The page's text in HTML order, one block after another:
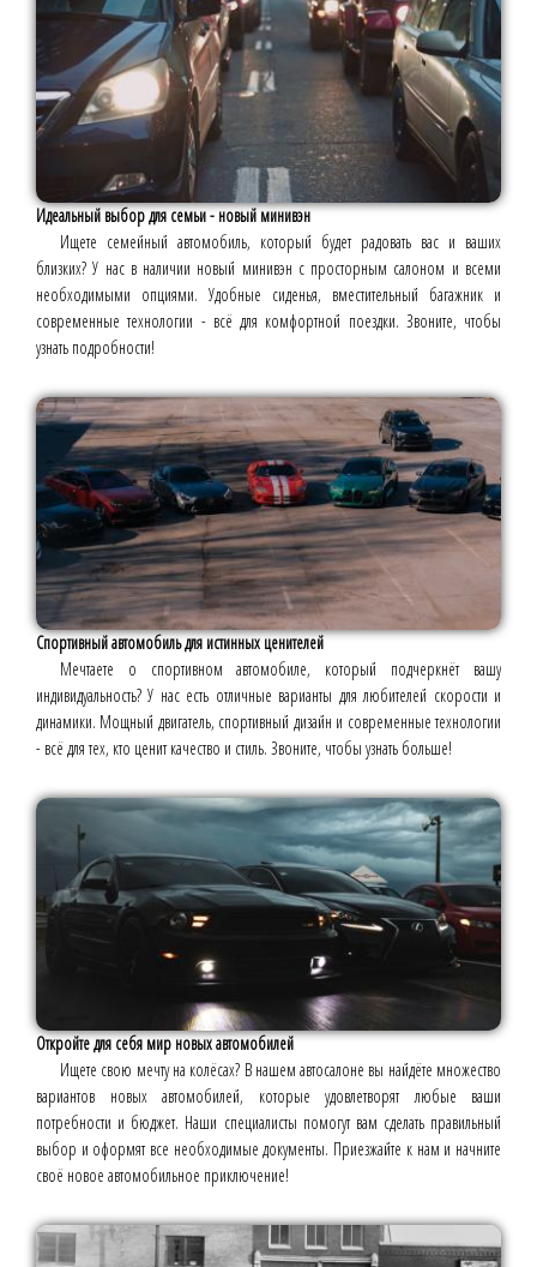
Идеальный выбор для семьи - новый минивэн
Ищете семейный автомобиль, который будет радовать вас и ваших
близких? У нас в наличии новый минивэн с просторным салоном и всеми
необходимыми опциями. Удобные сиденья, вместительный багажник и
современные технологии - всё для комфортной поездки. Звоните, чтобы
узнать подробности!
Спортивный автомобиль для истинных ценителей
Мечтаете о спортивном автомобиле, который подчеркнёт вашу
индивидуальность? У нас есть отличные варианты для любителей скорости и
динамики. Мощный двигатель, спортивный дизайн и современные технологии
- всё для тех, кто ценит качество и стиль. Звоните, чтобы узнать больше!
Откройте для себя мир новых автомобилей
Ищете свою мечту на колёсах? В нашем автосалоне вы найдёте множество
вариантов новых автомобилей, которые удовлетворят любые ваши
потребности и бюджет. Наши специалисты помогут вам сделать правильный
выбор и оформят все необходимые документы. Приезжайте к нам и начните
своё новое автомобильное приключение!